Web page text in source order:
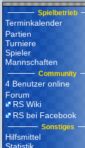
Spielbetrieb
Terminkalender
Partien
Turniere
Spieler
Mannschaften
Community
4 Benutzer online
Forum
RS Wiki
RS bei Facebook
Sonstiges
Hilfsmittel